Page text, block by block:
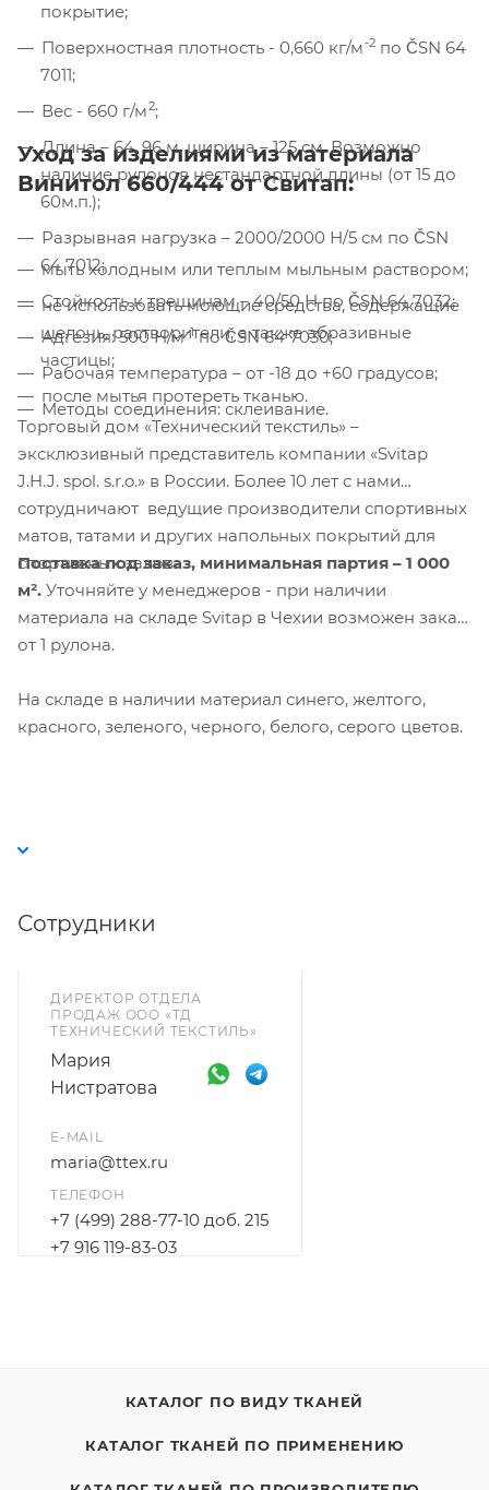
покрытие;
Поверхностная плотность - 0,660 кг/м-2 по ČSN 64
7011;
Вес - 660 г/м2;
Длина – 64, 96 м, ширина – 125 см. Возможно
наличие рулонов нестандартной длины (от 15 до
60м.п.);
Разрывная нагрузка – 2000/2000 Н/5 см по ČSN
64 7012;
Стойкость к трещинам – 40/50 Н по ČSN 64 7032;
Адгезия: 500 Н/м-1по ČSN 64 7030;
Рабочая температура – от -18 до +60 градусов;
Методы соединения: склеивание.
Уход за изделиями из материала
Винитол 660/444 от Свитап:
мыть холодным или теплым мыльным раствором;
не использовать моющие средства, содержащие
щелочь, растворители, а также абразивные
частицы;
после мытья протереть тканью.
Торговый дом «Технический текстиль» –
эксклюзивный представитель компании «Svitap
J.H.J. spol. s.r.o.» в России. Более 10 лет с нами
сотрудничают ведущие производители спортивных
матов, татами и других напольных покрытий для
спортивных залов.
Поставка под заказ, минимальная партия – 1 000
м². Уточняйте у менеджеров - при наличии
материала на складе Svitap в Чехии возможен заказ
от 1 рулона.
На складе в наличии материал синего, желтого,
красного, зеленого, черного, белого, серого цветов.
Сотрудники
ДИРЕКТОР ОТДЕЛА
ПРОДАЖ ООО «ТД
ТЕХНИЧЕСКИЙ ТЕКСТИЛЬ»
Мария
Нистратова
E-MAIL
maria@ttex.ru
ТЕЛЕФОН
+7 (499) 288-77-10 доб. 215
+7 916 119-83-03
КАТАЛОГ ПО ВИДУ ТКАНЕЙ
КАТАЛОГ ТКАНЕЙ ПО ПРИМЕНЕНИЮ
Компания «Торговый Дом Технический
Текстиль» использует cookie-файлы и
обрабатывает персональные данные с
улучшает работу сайта и
взаимодействие с ним. Подробнее - в
Политике. Подтвердите ваше согласие,
нажав кнопку "Принять".
Принять